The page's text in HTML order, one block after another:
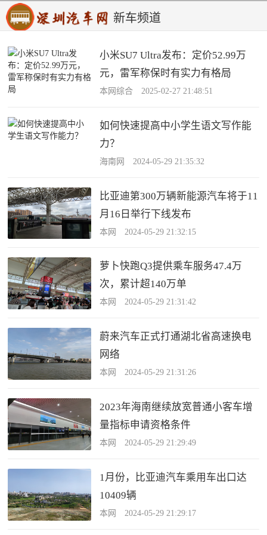
新车频道
小米SU7 Ultra发布：定价52.99万
元，雷军称保时有实力有格局
本网综合 2025-02-27 21:48:51
如何快速提高中小学生语文写作能
力？
海南网 2024-05-29 21:35:32
比亚迪第300万辆新能源汽车将于11
月16日举行下线发布
本网 2024-05-29 21:32:15
萝卜快跑Q3提供乘车服务47.4万
次，累计超140万单
本网 2024-05-29 21:31:42
蔚来汽车正式打通湖北省高速换电
网络
本网 2024-05-29 21:31:26
2023年海南继续放宽普通小客车增
量指标申请资格条件
本网 2024-05-29 21:29:49
1月份，比亚迪汽车乘用车出口达
10409辆
本网 2024-05-29 21:29:17